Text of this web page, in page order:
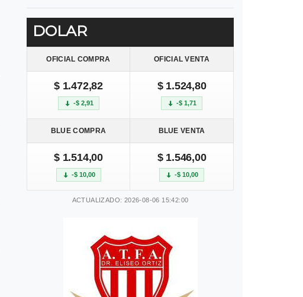
DOLAR
OFICIAL COMPRA OFICIAL VENTA
$ 1.472,82
-$ 2,91
$ 1.524,80
-$ 1,71
BLUE COMPRA BLUE VENTA
$ 1.514,00
-$ 10,00
$ 1.546,00
-$ 10,00
ACTUALIZADO: 2026-08-06 15:42:00